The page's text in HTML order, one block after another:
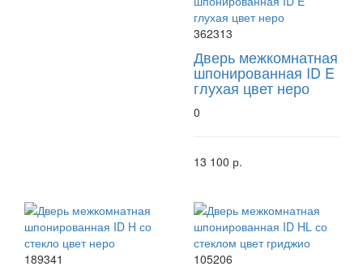
362313
Дверь межкомнатная
шпонированная ID E
глухая цвет неро
0
13 100 р.
189341 105206